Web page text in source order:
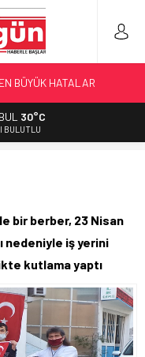
BÜYÜK HATALAR
30°C
BULUTLU
bir berber, 23 Nisan
nedeniyle iş yerini
kutlama yaptı